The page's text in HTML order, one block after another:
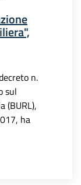
n.
sul
(BURL),
ha